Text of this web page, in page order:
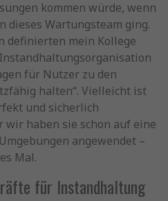
kommen würde, wenn
dieses Wartungsteam ging.
definierten mein Kollege
für Nutzer zu den
halten“. Vielleicht ist
und sicherlich
wir haben sie schon auf eine
angewendet –
Mal.
für Instandhaltung